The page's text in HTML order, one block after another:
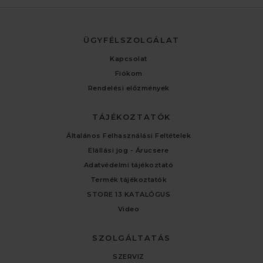
ÜGYFÉLSZOLGÁLAT
Kapcsolat
Fiókom
Rendelési előzmények
TÁJÉKOZTATÓK
Általános Felhasználási Feltételek
Elállási jog - Árucsere
Adatvédelmi tájékoztató
Termék tájékoztatók
STORE 13 KATALÓGUS
Video
SZOLGÁLTATÁS
SZERVIZ